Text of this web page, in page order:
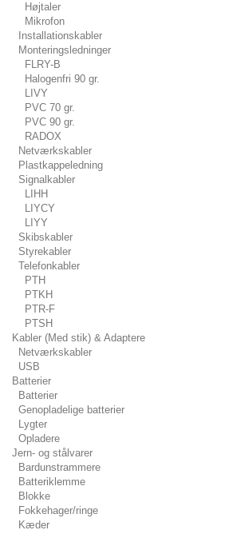
Højtaler
Mikrofon
Installationskabler
Monteringsledninger
FLRY-B
Halogenfri 90 gr.
LIVY
PVC 70 gr.
PVC 90 gr.
RADOX
Netværkskabler
Plastkappeledning
Signalkabler
LIHH
LIYCY
LIYY
Skibskabler
Styrekabler
Telefonkabler
PTH
PTKH
PTR-F
PTSH
Kabler (Med stik) & Adaptere
Netværkskabler
USB
Batterier
Batterier
Genopladelige batterier
Lygter
Opladere
Jern- og stålvarer
Bardunstrammere
Batteriklemme
Blokke
Fokkehager/ringe
Kæder